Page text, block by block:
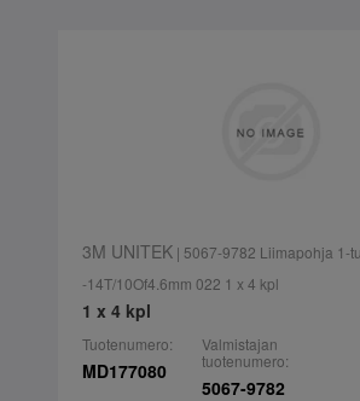
3M UNITEK| 5067-9782 Liimapohja 1-
-14T/10Of4.6mm 022 1 x 4 kpl
1 x 4 kpl
Tuotenumero:
MD177080
Valmistajan
tuotenumero:
5067-9782